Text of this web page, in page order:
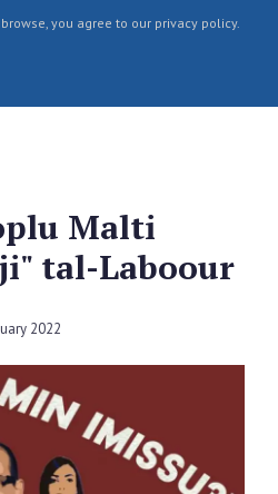
you agree to our privacy policy.
Malti
tal-Laboour
2022